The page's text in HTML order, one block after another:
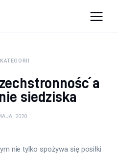
a
siedziska
2020
nie tylko spożywa się posiłki